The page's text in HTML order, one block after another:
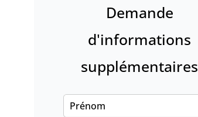
Demande
d'informations
supplémentaires